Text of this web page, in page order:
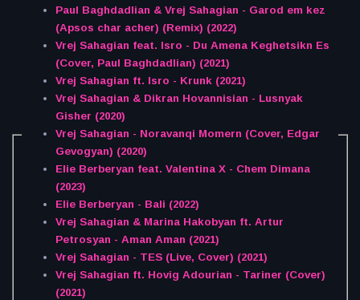
Paul Baghdadlian & Vrej Sahagian - Garod em kez
(Apsos char acher) (Remix) (2022)
Vrej Sahagian feat. Isro - Du Amena Keghetsikn Es
(Cover, Paul Baghdadlian) (2021)
Vrej Sahagian ft. Isro - Krunk (2021)
Vrej Sahagian & Dikran Hovannisian - Lusnyak
Gisher (2020)
Vrej Sahagian - Noravanqi Momern (Cover, Edgar
Gevogyan) (2020)
Elie Berberyan feat. Valentina X - Chem Dimana
(2023)
Elie Berberyan - Bali (2022)
Vrej Sahagian & Marina Hakobyan ft. Artur
Petrosyan - Aman Aman (2021)
Vrej Sahagian - TES (Live, Cover) (2021)
Vrej Sahagian ft. Hovig Adourian - Tariner (Cover)
(2021)